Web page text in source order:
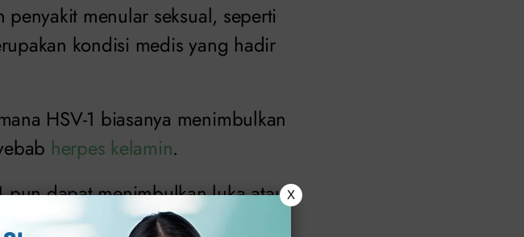
menular seksual, seperti
kondisi medis yang hadir
HSV-1 biasanya menimbulkan
herpes kelamin.
pun dapat menimbulkan luka atau
kemaluan manusia.
X